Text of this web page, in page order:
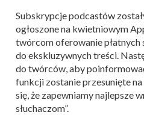
Subskrypcje podcastów
ogłoszone na kwietniowym
twórcom oferowanie
do ekskluzywnych treści.
do twórców, aby
funkcji zostanie przesunięte
się, że zapewniamy najlepsze
słuchaczom”.